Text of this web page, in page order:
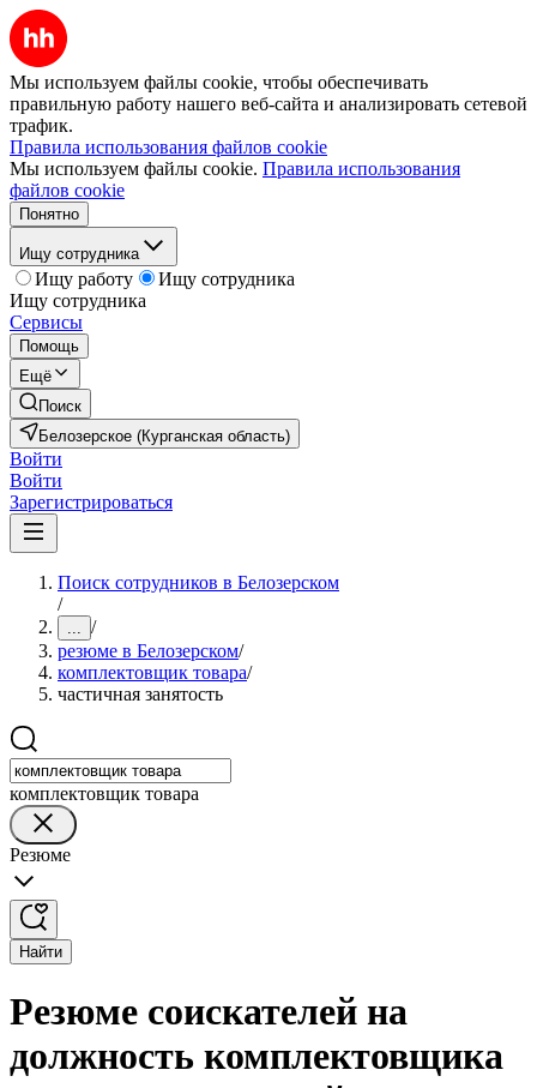
Мы используем файлы cookie, чтобы обеспечивать
правильную работу нашего веб-сайта и анализировать сетевой
трафик.
Правила использования файлов cookie
Мы используем файлы cookie. Правила использования
файлов cookie
Понятно
Ищу сотрудника
Ищу работу
Ищу сотрудника
Ищу сотрудника
Сервисы
Помощь
Ещё
Поиск
Белозерское (Курганская область)
Войти
Войти
Зарегистрироваться
Поиск сотрудников в Белозерском
/
... /
резюме в Белозерском/
комплектовщик товара/
частичная занятость
комплектовщик товара
Резюме
Найти
Резюме соискателей на
должность комплектовщика